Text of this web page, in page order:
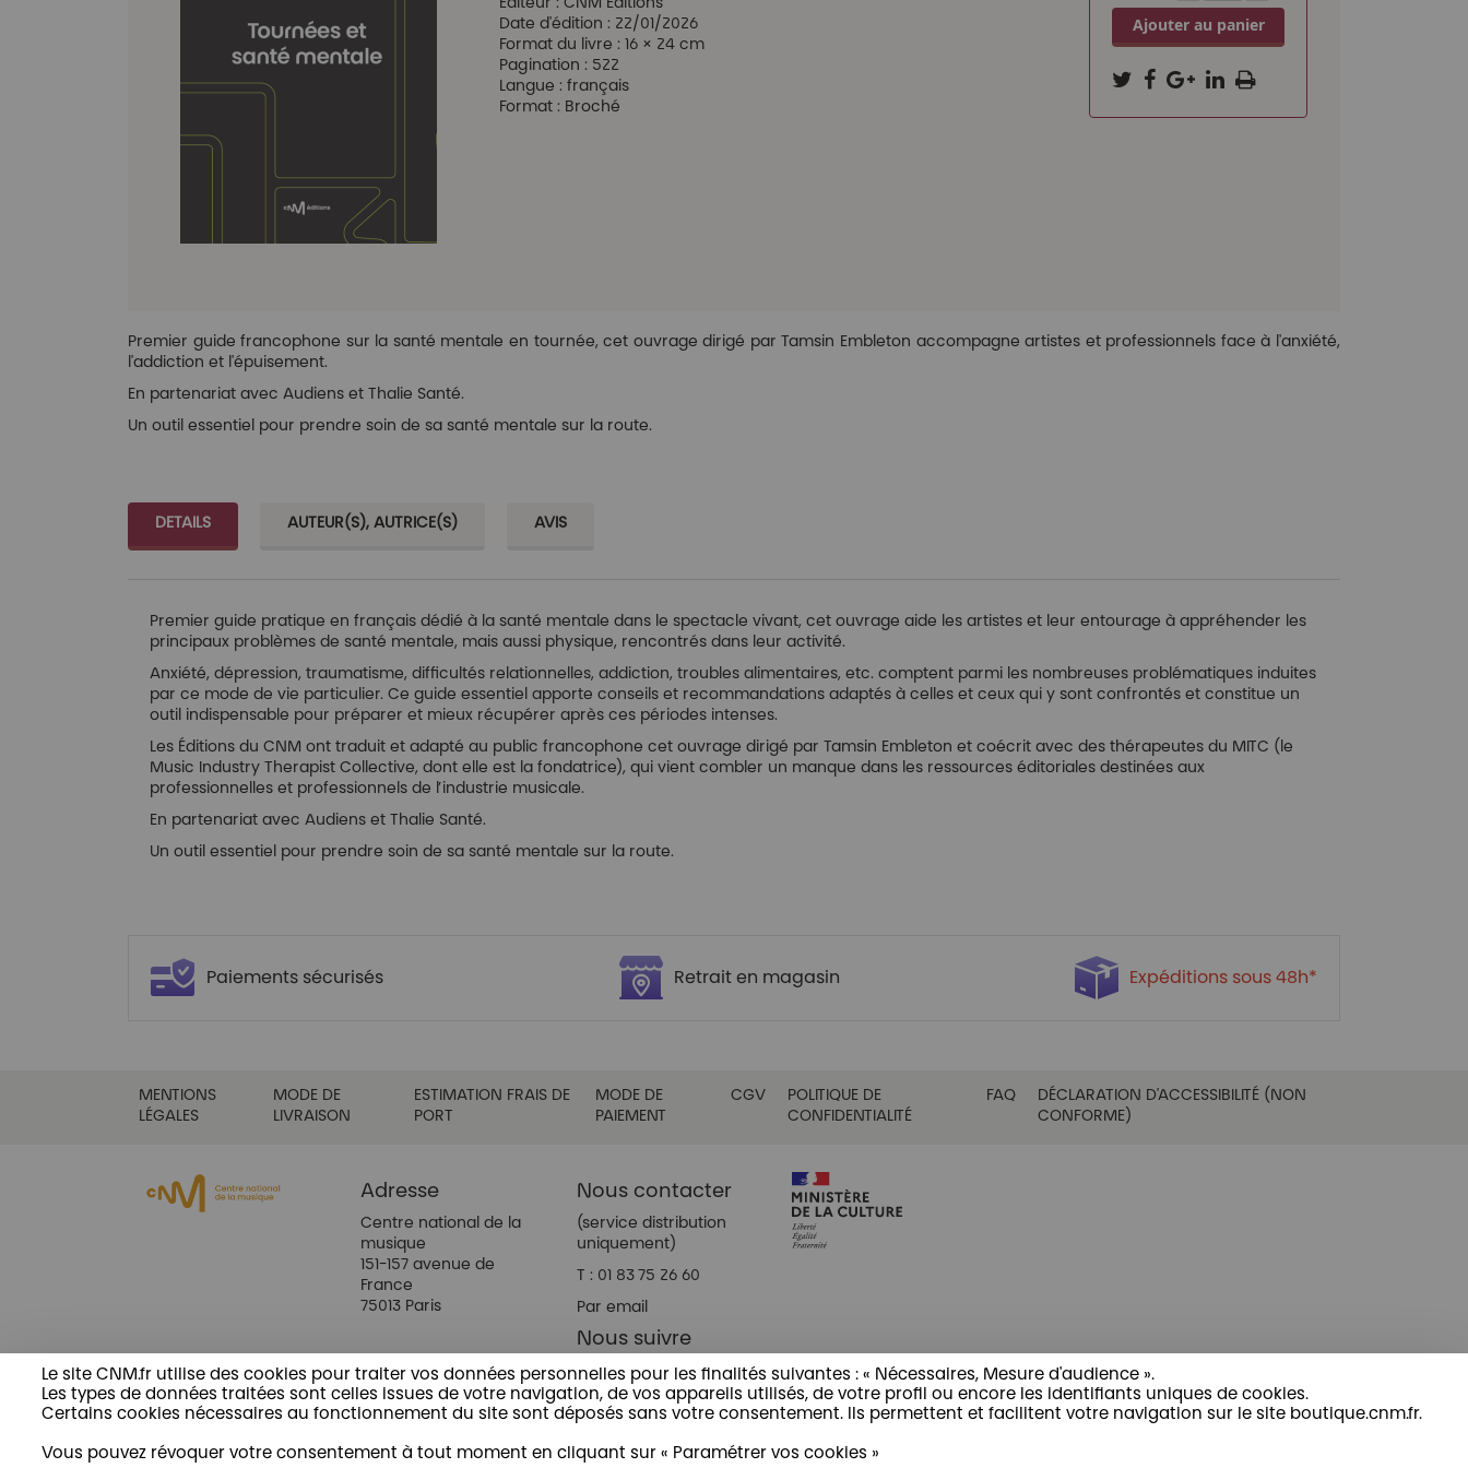
Le site CNM.fr utilise des cookies pour traiter vos données personnelles pour les finalités suivantes : « Nécessaires, Mesure d'audience ». ​
Les types de données traitées sont celles issues de votre navigation, de vos appareils utilisés, de votre profil ou encore les identifiants uniques de cookies. ​
Certains cookies nécessaires au fonctionnement du site sont déposés sans votre consentement. Ils permettent et facilitent votre navigation sur le site boutique.cnm.fr. ​
Vous pouvez révoquer votre consentement à tout moment en cliquant sur « Paramétrer vos cookies »
galleryÉditeur : CNM Éditions
Date d'édition : 22/01/2026
Format du livre : 16 × 24 cm
Pagination : 522
Langue : français
Format : Broché
Ajouter au panier
Premier guide francophone sur la santé mentale en tournée, cet ouvrage dirigé par Tamsin Embleton accompagne artistes et professionnels face à l'anxiété,
l'addiction et l'épuisement.
En partenariat avec Audiens et Thalie Santé.
Un outil essentiel pour prendre soin de sa santé mentale sur la route.
DETAILS
Premier guide pratique en français dédié à la santé mentale dans le spectacle vivant, cet ouvrage aide les artistes et leur entourage à appréhender les
principaux problèmes de santé mentale, mais aussi physique, rencontrés dans leur activité.
Anxiété, dépression, traumatisme, difficultés relationnelles, addiction, troubles alimentaires, etc. comptent parmi les nombreuses problématiques induites
par ce mode de vie particulier. Ce guide essentiel apporte conseils et recommandations adaptés à celles et ceux qui y sont confrontés et constitue un
outil indispensable pour préparer et mieux récupérer après ces périodes intenses.
Les Éditions du CNM ont traduit et adapté au public francophone cet ouvrage dirigé par Tamsin Embleton et coécrit avec des thérapeutes du MITC (le
Music Industry Therapist Collective, dont elle est la fondatrice), qui vient combler un manque dans les ressources éditoriales destinées aux
professionnelles et professionnels de l’industrie musicale.
En partenariat avec Audiens et Thalie Santé.
Un outil essentiel pour prendre soin de sa santé mentale sur la route.
AUTEUR(S), AUTRICE(S) AVIS
Paiements sécurisés Retrait en magasin Expéditions sous 48h*
MENTIONS
LÉGALES
MODE DE
LIVRAISON
ESTIMATION FRAIS DE
PORT
MODE DE
PAIEMENT
CGV
POLITIQUE DE
CONFIDENTIALITÉ
FAQ
DÉCLARATION D'ACCESSIBILITÉ (NON
CONFORME)
Adresse
Centre national de la
musique
151-157 avenue de
France
75013 Paris
Nous contacter
(service distribution
uniquement)
T : 01 83 75 26 60
Par email
Nous suivre